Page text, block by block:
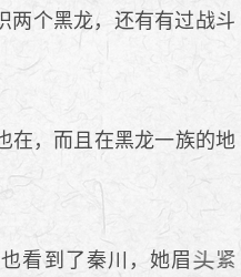
两个黑龙，还有有过战斗
在，而且在黑龙一族的地
也看到了秦川，她眉